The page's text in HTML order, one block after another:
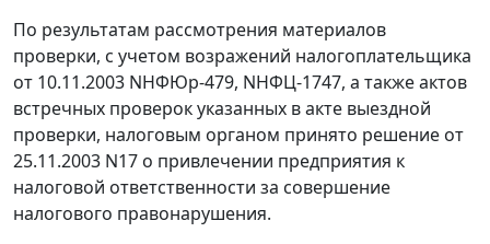
По результатам рассмотрения материалов
проверки, с учетом возражений налогоплательщика
от 10.11.2003 NНФЮр-479, NНФЦ-1747, а также актов
встречных проверок указанных в акте выездной
проверки, налоговым органом принято решение от
25.11.2003 N17 о привлечении предприятия к
налоговой ответственности за совершение
налогового правонарушения.